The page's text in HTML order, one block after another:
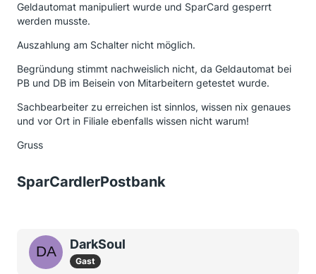
Geldautomat manipuliert wurde und SparCard gesperrt
werden musste.
Auszahlung am Schalter nicht möglich.
Begründung stimmt nachweislich nicht, da Geldautomat bei
PB und DB im Beisein von Mitarbeitern getestet wurde.
Sachbearbeiter zu erreichen ist sinnlos, wissen nix genaues
und vor Ort in Filiale ebenfalls wissen nicht warum!
Gruss
SparCardlerPostbank
DarkSoul
Gast